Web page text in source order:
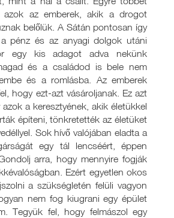
azok az emberek, akik a drogot
belőlük. A Sátán pontosan így
pénz és az anyagi dolgok utáni
egy kis adagot adva nekünk
és a családod is bele nem
és a romlásba. Az emberek
hogy ezt-azt vásároljanak. Ez azt
a keresztyének, akik életükkel
építeni, tönkretették az életüket
Sok hívő valójában eladta a
egy tál lencséért, éppen
arra, hogy mennyire fogják
Ezért egyetlen okos
a szükségletén felüli vagyon
nem fog kiugrani egy épület
Tegyük fel, hogy felmászol egy